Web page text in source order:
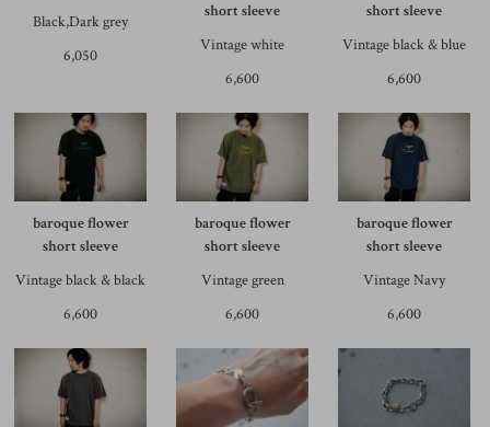
Black,Dark grey
6,050
short sleeve
Vintage white
6,600
short sleeve
Vintage black & blue
6,600
baroque flower
short sleeve
Vintage black & black
6,600
baroque flower
short sleeve
Vintage green
6,600
baroque flower
short sleeve
Vintage Navy
6,600